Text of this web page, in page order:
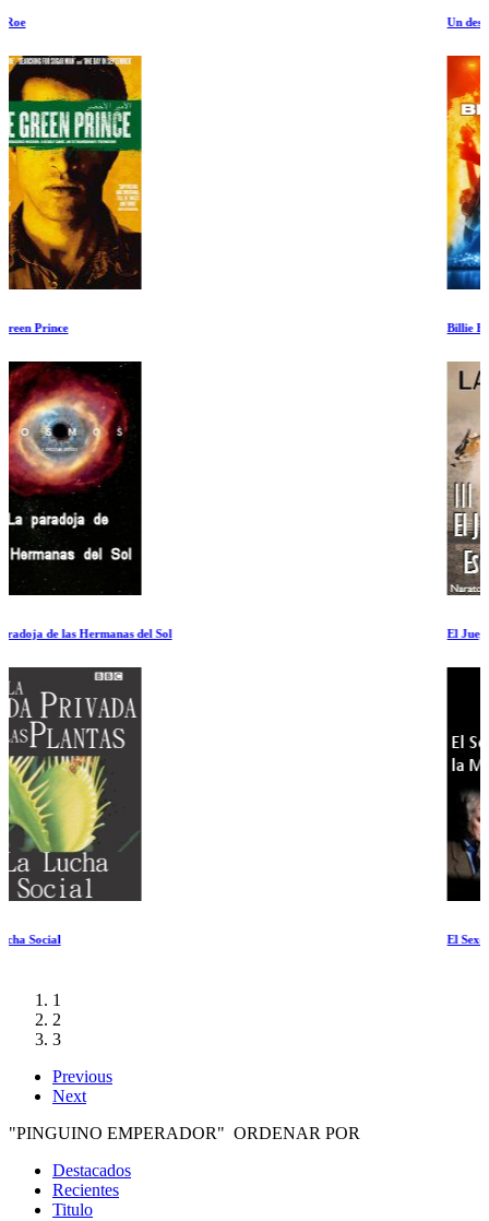
Billie Eilish: Hit Me Hard and Soft
El Juego del Escondite. Junglas
El Sexo, la Muerte y el Significado de la Vida
1
2
3
Previous
Next
"PINGUINO EMPERADOR" ORDENAR POR
Destacados
Recientes
Titulo